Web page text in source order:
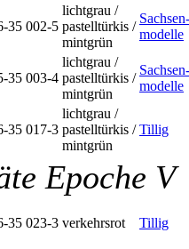
35 002-5
lichtgrau /
pastelltürkis /
mintgrün
Sachsen­
modelle
35 003-4
lichtgrau /
pastelltürkis /
mintgrün
Sachsen­
modelle
35 017-3
lichtgrau /
pastelltürkis /
mintgrün
Tillig
Epoche V
35 023-3 verkehrsrot Tillig